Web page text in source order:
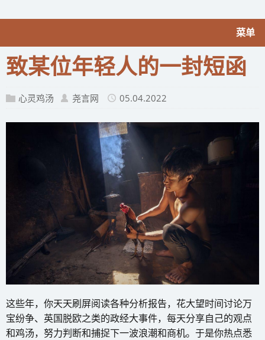
菜单
致某位年轻人的一封短函
心灵鸡汤 尧言网 05.04.2022
这些年，你天天刷屏阅读各种分析报告，花大望时间讨论万
宝纷争、英国脱欧之类的政经大事件，每天分享自己的观点
和鸡汤，努力判断和捕捉下一波浪潮和商机。于是你热点悉